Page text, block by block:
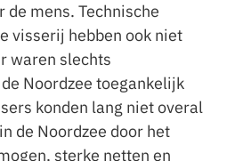
mens. Technische
visserij hebben ook niet
waren slechts
Noordzee toegankelijk
konden lang niet overal
de Noordzee door het
sterke netten en